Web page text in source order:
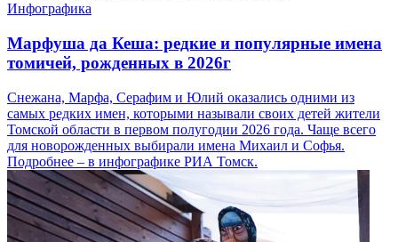
Инфографика
Марфуша да Кеша: редкие и популярные имена
томичей, рожденных в 2026г
Снежана, Марфа, Серафим и Юлий оказались одними из
самых редких имен, которыми называли своих детей жители
Томской области в первом полугодии 2026 года. Чаще всего
для новорожденных выбирали имена Михаил и Софья.
Подробнее – в инфографике РИА Томск.